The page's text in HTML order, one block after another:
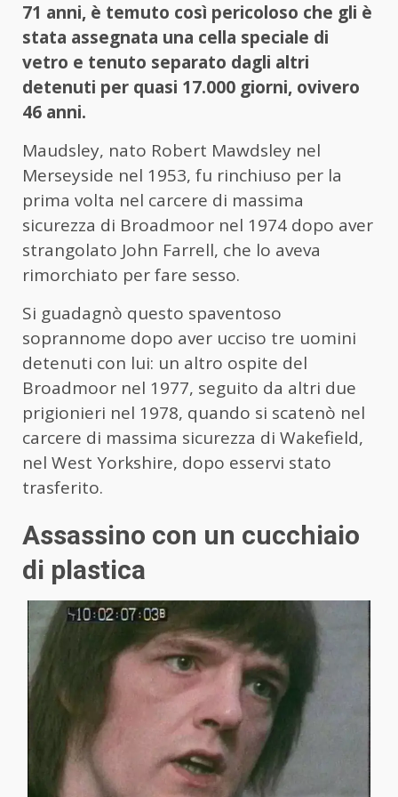
71 anni, è temuto così pericoloso che gli è
stata assegnata una cella speciale di
vetro e tenuto separato dagli altri
detenuti per quasi 17.000 giorni, ovivero
46 anni.
Maudsley, nato Robert Mawdsley nel
Merseyside nel 1953, fu rinchiuso per la
prima volta nel carcere di massima
sicurezza di Broadmoor nel 1974 dopo aver
strangolato John Farrell, che lo aveva
rimorchiato per fare sesso.
Si guadagnò questo spaventoso
soprannome dopo aver ucciso tre uomini
detenuti con lui: un altro ospite del
Broadmoor nel 1977, seguito da altri due
prigionieri nel 1978, quando si scatenò nel
carcere di massima sicurezza di Wakefield,
nel West Yorkshire, dopo esservi stato
trasferito.
Assassino con un cucchiaio
di plastica